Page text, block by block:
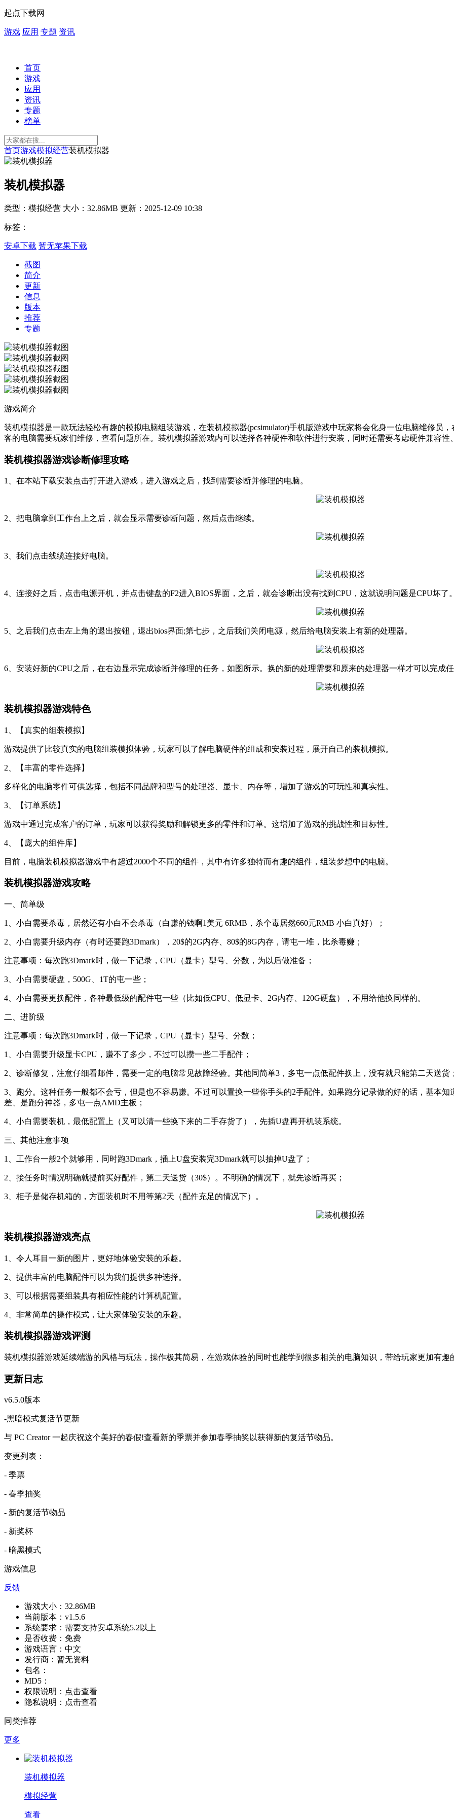
起点下载网
游戏 应用 专题 资讯
首页
游戏
应用
资讯
专题
榜单
首页游戏模拟经营装机模拟器
装机模拟器
类型：模拟经营 大小：32.86MB 更新：2025-12-09 10:38
标签：
安卓下载 暂无苹果下载
截图
简介
更新
信息
版本
推荐
专题
游戏简介
装机模拟器是一款玩法轻松有趣的模拟电脑组装游戏，在装机模拟器(pcsimulator)手机版游戏中玩家将会化身一位电脑维修员
客的电脑需要玩家们维修，查看问题所在。装机模拟器游戏内可以选择各种硬件和软件进行安装，同时还需要考虑硬件兼容性
装机模拟器游戏诊断修理攻略
1、在本站下载安装点击打开进入游戏，进入游戏之后，找到需要诊断并修理的电脑。
2、把电脑拿到工作台上之后，就会显示需要诊断问题，然后点击继续。
3、我们点击线缆连接好电脑。
4、连接好之后，点击电源开机，并点击键盘的F2进入BIOS界面，之后，就会诊断出没有找到CPU，这就说明问题是CPU坏了。
5、之后我们点击左上角的退出按钮，退出bios界面;第七步，之后我们关闭电源，然后给电脑安装上有新的处理器。
6、安装好新的CPU之后，在右边显示完成诊断并修理的任务，如图所示。换的新的处理需要和原来的处理器一样才可以完成任
装机模拟器游戏特色
1、【真实的组装模拟】
游戏提供了比较真实的电脑组装模拟体验，玩家可以了解电脑硬件的组成和安装过程，展开自己的装机模拟。
2、【丰富的零件选择】
多样化的电脑零件可供选择，包括不同品牌和型号的处理器、显卡、内存等，增加了游戏的可玩性和真实性。
3、【订单系统】
游戏中通过完成客户的订单，玩家可以获得奖励和解锁更多的零件和订单。这增加了游戏的挑战性和目标性。
4、【庞大的组件库】
目前，电脑装机模拟器游戏中有超过2000个不同的组件，其中有许多独特而有趣的组件，组装梦想中的电脑。
装机模拟器游戏攻略
一、简单级
1、小白需要杀毒，居然还有小白不会杀毒（白赚的钱啊1美元 6RMB，杀个毒居然660元RMB 小白真好）；
2、小白需要升级内存（有时还要跑3Dmark），20$的2G内存、80$的8G内存，请屯一堆，比杀毒赚；
注意事项：每次跑3Dmark时，做一下记录，CPU（显卡）型号、分数，为以后做准备；
3、小白需要硬盘，500G、1T的屯一些；
4、小白需要更换配件，各种最低级的配件屯一些（比如低CPU、低显卡、2G内存、120G硬盘），不用给他换同样的。
二、进阶级
注意事项：每次跑3Dmark时，做一下记录，CPU（显卡）型号、分数；
1、小白需要升级显卡CPU，赚不了多少，不过可以攒一些二手配件；
2、诊断修复，注意仔细看邮件，需要一定的电脑常见故障经验。其他同简单3，多屯一点低配件换上，没有就只能第二天送货；
3、跑分。这种任务一般都不会亏，但是也不容易赚。不过可以置换一些你手头的2手配件。如果跑分记录做的好的话，基本
差、是跑分神器，多屯一点AMD主板；
4、小白需要装机，最低配置上（又可以清一些换下来的二手存货了），先插U盘再开机装系统。
三、其他注意事项
1、工作台一般2个就够用，同时跑3Dmark，插上U盘安装完3Dmark就可以抽掉U盘了；
2、接任务时情况明确就提前买好配件，第二天送货（30$）。不明确的情况下，就先诊断再买；
3、柜子是储存机箱的，方面装机时不用等第2天（配件充足的情况下）。
装机模拟器游戏亮点
1、令人耳目一新的图片，更好地体验安装的乐趣。
2、提供丰富的电脑配件可以为我们提供多种选择。
3、可以根据需要组装具有相应性能的计算机配置。
4、非常简单的操作模式，让大家体验安装的乐趣。
装机模拟器游戏评测
装机模拟器游戏延续端游的风格与玩法，操作极其简易，在游戏体验的同时也能学到很多相关的电脑知识，带给玩家更加有趣
更新日志
v6.5.0版本
-黑暗模式复活节更新
与 PC Creator 一起庆祝这个美好的春假!查看新的季票并参加春季抽奖以获得新的复活节物品。
变更列表：
- 季票
- 春季抽奖
- 新的复活节物品
- 新奖杯
- 暗黑模式
游戏信息
反馈
游戏大小： 32.86MB
当前版本： v1.5.6
系统要求： 需要支持安卓系统5.2以上
是否收费： 免费
游戏语言： 中文
发行商： 暂无资料
包名：
MD5：
权限说明： 点击查看
隐私说明： 点击查看
同类推荐
更多
装机模拟器
模拟经营
查看